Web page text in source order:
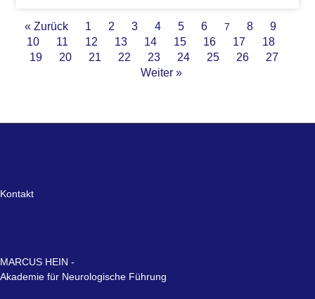
« Zurück 1 2 3 4 5 6 7 8
9
10
11 12 13 14 15 16 17
18
19
20 21 22 23 24 25 26
27
Weiter »
Kontakt
MARCUS HEIN -
Akademie für Neurologische Führung